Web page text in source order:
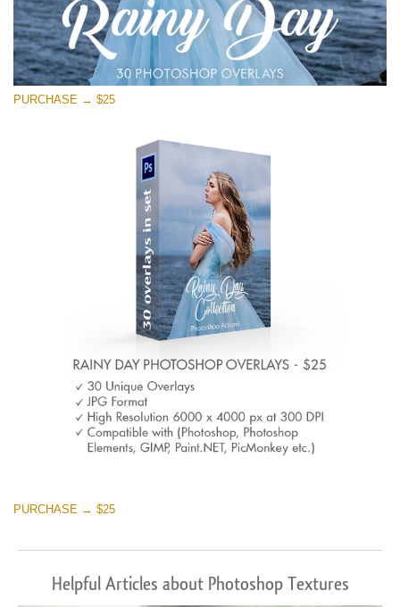
PURCHASE → $25
PURCHASE → $25
Helpful Articles about Photoshop Textures